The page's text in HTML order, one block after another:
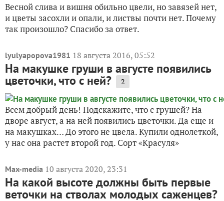
Весной слива и вишня обильно цвели, но завязей нет,
и цветы засохли и опали, и листвы почти нет. Почему
так произошло? Спасибо за ответ.
lyulyapopova1981 18 августа 2016, 05:52
На макушке груши в августе появились
цветочки, что с ней? 2
Всем добрый день! Подскажите, что с грушей? На
дворе август, а на ней появились цветочки. Да еще и
на макушках… До этого не цвела. Купили однолеткой,
у нас она растет второй год. Сорт «Красуля»
Max-media 10 августа 2020, 23:31
На какой высоте должны быть первые
веточки на стволах молодых саженцев?